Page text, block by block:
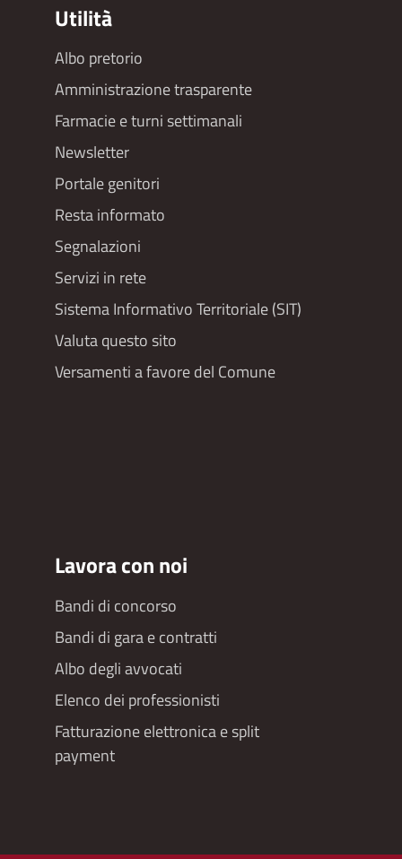
Utilità
Footer
menu
Albo pretorio
Amministrazione trasparente
Farmacie e turni settimanali
Newsletter
Portale genitori
Resta informato
Segnalazioni
Servizi in rete
Sistema Informativo Territoriale (SIT)
Valuta questo sito
Versamenti a favore del Comune
Lavora con noi
Bandi di concorso
Bandi di gara e contratti
Albo degli avvocati
Elenco dei professionisti
Fatturazione elettronica e split
payment